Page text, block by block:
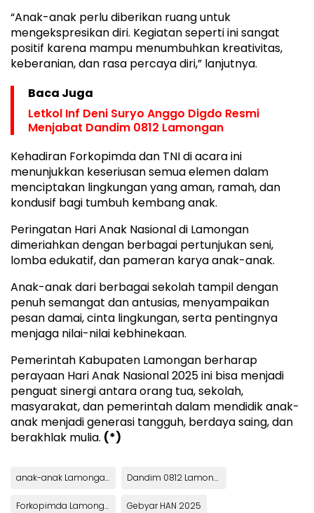
“Anak-anak perlu diberikan ruang untuk
mengekspresikan diri. Kegiatan seperti ini sangat
positif karena mampu menumbuhkan kreativitas,
keberanian, dan rasa percaya diri,” lanjutnya.
Baca Juga
Letkol Inf Deni Suryo Anggo Digdo Resmi
Menjabat Dandim 0812 Lamongan
Kehadiran Forkopimda dan TNI di acara ini
menunjukkan keseriusan semua elemen dalam
menciptakan lingkungan yang aman, ramah, dan
kondusif bagi tumbuh kembang anak.
Peringatan Hari Anak Nasional di Lamongan
dimeriahkan dengan berbagai pertunjukan seni,
lomba edukatif, dan pameran karya anak-anak.
Anak-anak dari berbagai sekolah tampil dengan
penuh semangat dan antusias, menyampaikan
pesan damai, cinta lingkungan, serta pentingnya
menjaga nilai-nilai kebhinekaan.
Pemerintah Kabupaten Lamongan berharap
perayaan Hari Anak Nasional 2025 ini bisa menjadi
penguat sinergi antara orang tua, sekolah,
masyarakat, dan pemerintah dalam mendidik anak-
anak menjadi generasi tangguh, berdaya saing, dan
berakhlak mulia. (*)
anak-anak Lamongan Dandim 0812 Lamongan
Forkopimda Lamongan Gebyar HAN 2025